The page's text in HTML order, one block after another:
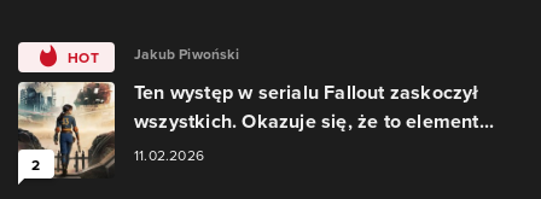
HOT
2
Jakub Piwoński
Ten występ w serialu Fallout zaskoczył
wszystkich. Okazuje się, że to element...
11.02.2026